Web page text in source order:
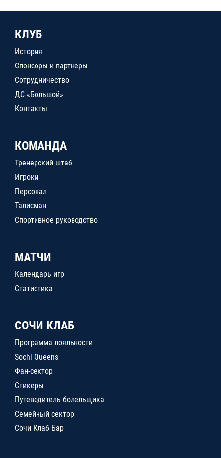
КЛУБ
История
Спонсоры и партнеры
Сотрудничество
ДС «Большой»
Контакты
КОМАНДА
Тренерский штаб
Игроки
Персонал
Талисман
Спортивное руководство
МАТЧИ
Календарь игр
Статистика
СОЧИ КЛАБ
Программа лояльности
Sochi Queens
Фан-сектор
Стикеры
Путеводитель болельщика
Семейный сектор
Сочи Клаб Бар